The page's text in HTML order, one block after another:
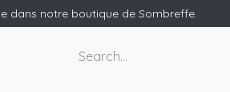
dans notre boutique de Sombreffe.